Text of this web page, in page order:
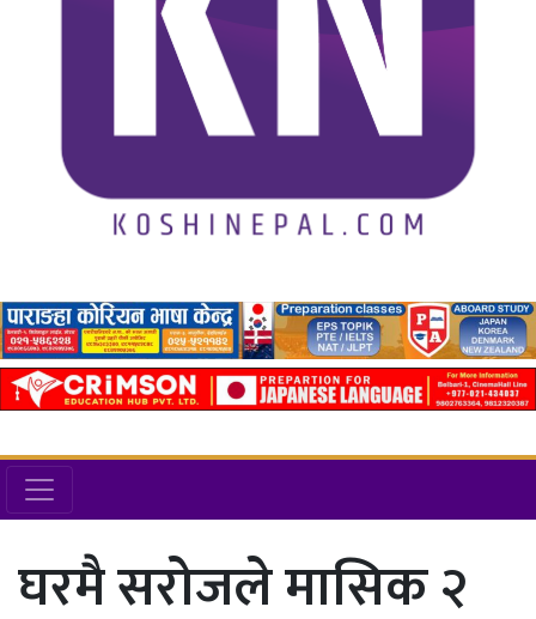
घरमै सरोजले मासिक २